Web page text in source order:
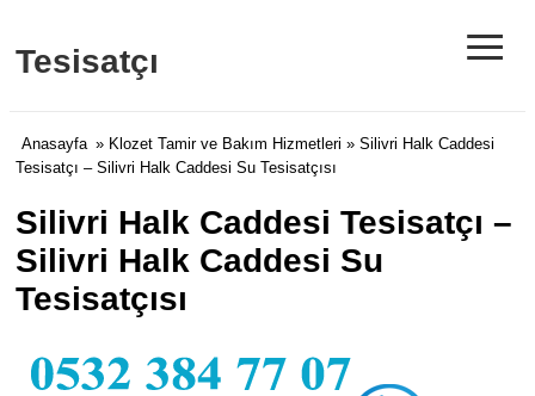
Tesisatçı ≡
Anasayfa » Klozet Tamir ve Bakım Hizmetleri » Silivri Halk Caddesi
Tesisatçı – Silivri Halk Caddesi Su Tesisatçısı
Silivri Halk Caddesi Tesisatçı –
Silivri Halk Caddesi Su
Tesisatçısı